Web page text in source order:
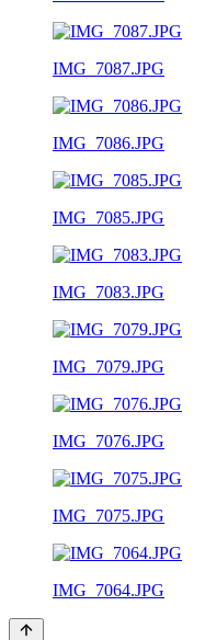
IMG_7087.JPG
IMG_7086.JPG
IMG_7085.JPG
IMG_7083.JPG
IMG_7079.JPG
IMG_7076.JPG
IMG_7075.JPG
IMG_7064.JPG